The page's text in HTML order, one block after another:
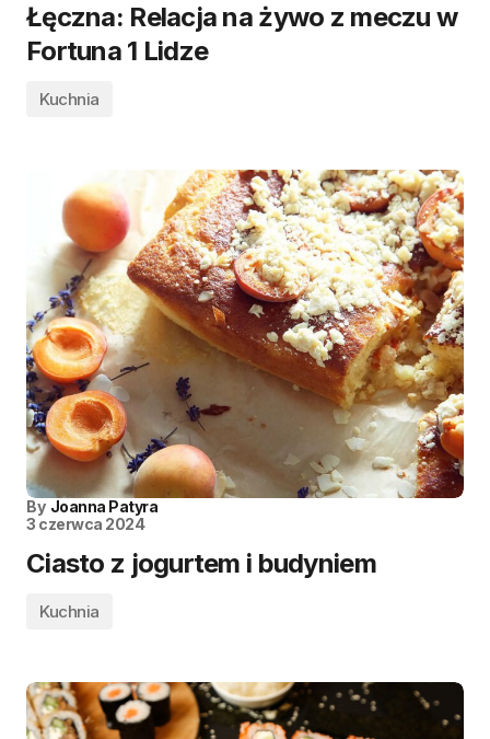
Łęczna: Relacja na żywo z meczu w
Fortuna 1 Lidze
Kuchnia
By Joanna Patyra
3 czerwca 2024
Ciasto z jogurtem i budyniem
Kuchnia